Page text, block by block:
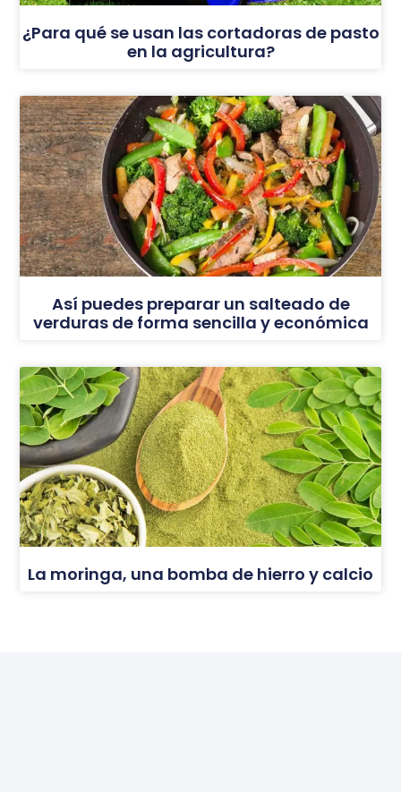
¿Para qué se usan las cortadoras de pasto
en la agricultura?
Así puedes preparar un salteado de
verduras de forma sencilla y económica
La moringa, una bomba de hierro y calcio